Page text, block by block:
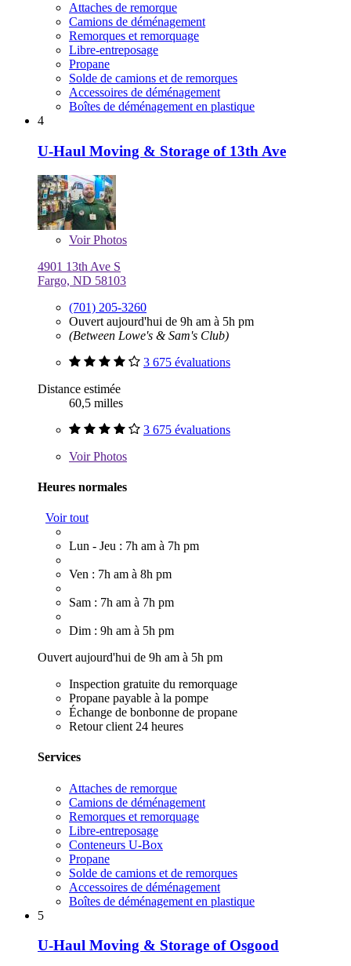
Attaches de remorque
Camions de déménagement
Remorques et remorquage
Libre-entreposage
Propane
Solde de camions et de remorques
Accessoires de déménagement
Boîtes de déménagement en plastique
4
U-Haul Moving & Storage of 13th Ave
VoirPhotos
4901 13th Ave S
Fargo, ND 58103
(701) 205-3260
Ouvert aujourd'hui de 9h am à 5h pm
(Between Lowe's & Sam's Club)
3 675 évaluations
Distance estimée
60,5 milles
3 675 évaluations
VoirPhotos
Heures normales
Voir tout
Lun - Jeu : 7h am à 7h pm
Ven : 7h am à 8h pm
Sam : 7h am à 7h pm
Dim : 9h am à 5h pm
Ouvert aujourd'hui de 9h am à 5h pm
Inspection gratuite du remorquage
Propane payable à la pompe
Échange de bonbonne de propane
Retour client 24 heures
Services
Attaches de remorque
Camions de déménagement
Remorques et remorquage
Libre-entreposage
Conteneurs U-Box
Propane
Solde de camions et de remorques
Accessoires de déménagement
Boîtes de déménagement en plastique
5
U-Haul Moving & Storage of Osgood